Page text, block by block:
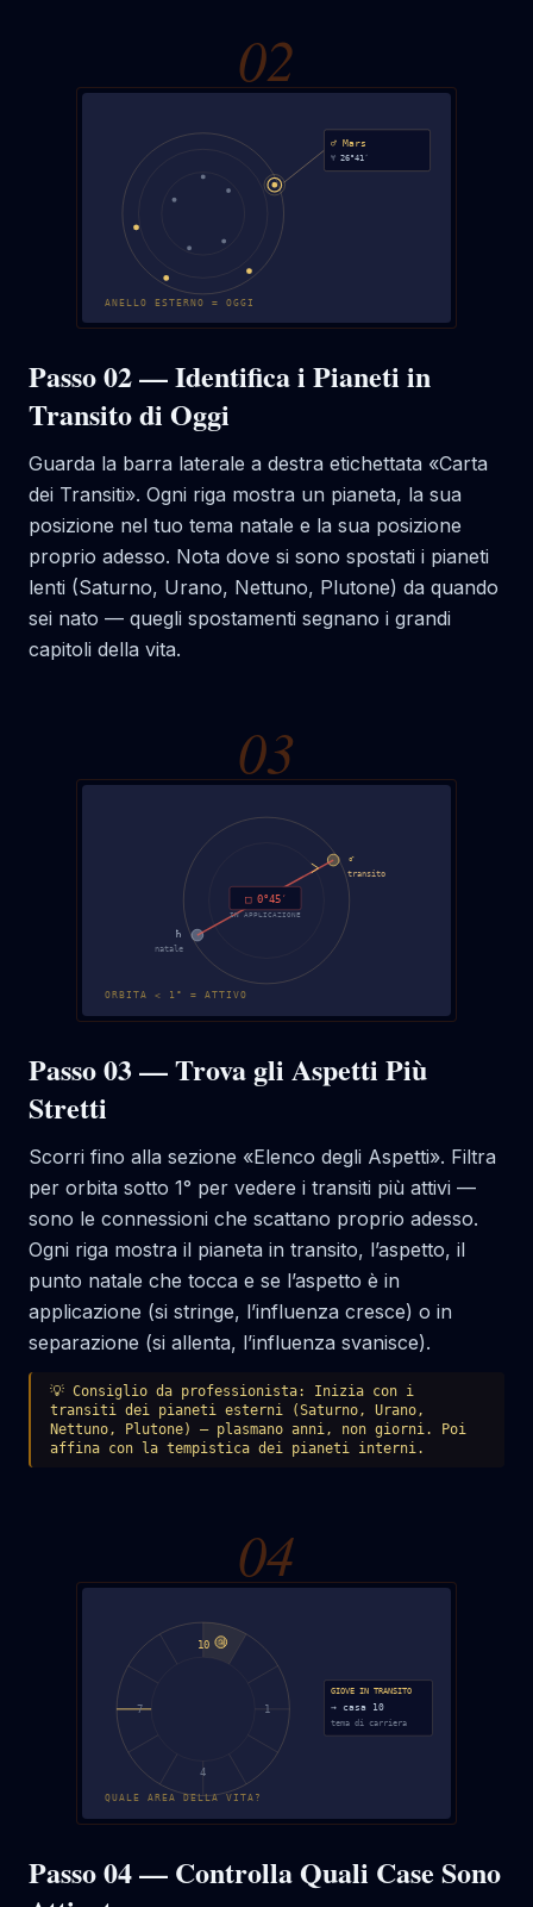
02
♂ Mars
♈ 26°41′
ANELLO ESTERNO = OGGI
Passo 02 — Identifica i Pianeti in
Transito di Oggi
Guarda la barra laterale a destra etichettata «Carta
dei Transiti». Ogni riga mostra un pianeta, la sua
posizione nel tuo tema natale e la sua posizione
proprio adesso. Nota dove si sono spostati i pianeti
lenti (Saturno, Urano, Nettuno, Plutone) da quando
sei nato — quegli spostamenti segnano i grandi
capitoli della vita.
03
♄
natale
♂
transito
□ 0°45′
IN APPLICAZIONE
ORBITA < 1° = ATTIVO
Passo 03 — Trova gli Aspetti Più
Stretti
Scorri fino alla sezione «Elenco degli Aspetti». Filtra
per orbita sotto 1° per vedere i transiti più attivi —
sono le connessioni che scattano proprio adesso.
Ogni riga mostra il pianeta in transito, l’aspetto, il
punto natale che tocca e se l’aspetto è in
applicazione (si stringe, l’influenza cresce) o in
separazione (si allenta, l’influenza svanisce).
💡 Consiglio da professionista: Inizia con i
transiti dei pianeti esterni (Saturno, Urano,
Nettuno, Plutone) — plasmano anni, non giorni. Poi
affina con la tempistica dei pianeti interni.
04
10
1
4
7
♃
GIOVE IN TRANSITO
→ casa 10
tema di carriera
QUALE AREA DELLA VITA?
Passo 04 — Controlla Quali Case Sono